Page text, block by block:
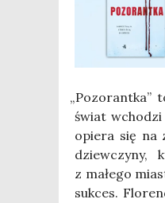
„Pozo­rant­ka”
świat
opie­ra się na
dziew­czy­ny,
z małe­go
suk­ces.